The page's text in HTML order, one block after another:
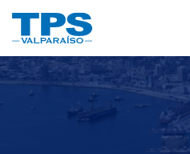
Somos TPS
Nuestra Visión